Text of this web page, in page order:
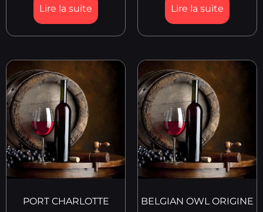
Lire la suite Lire la suite
PORT CHARLOTTE
BELGIAN OWL ORIGINE